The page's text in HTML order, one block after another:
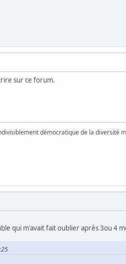
sur ce forum.
démocratique de la diversité
qui m'avait fait oublier après 3ou 4